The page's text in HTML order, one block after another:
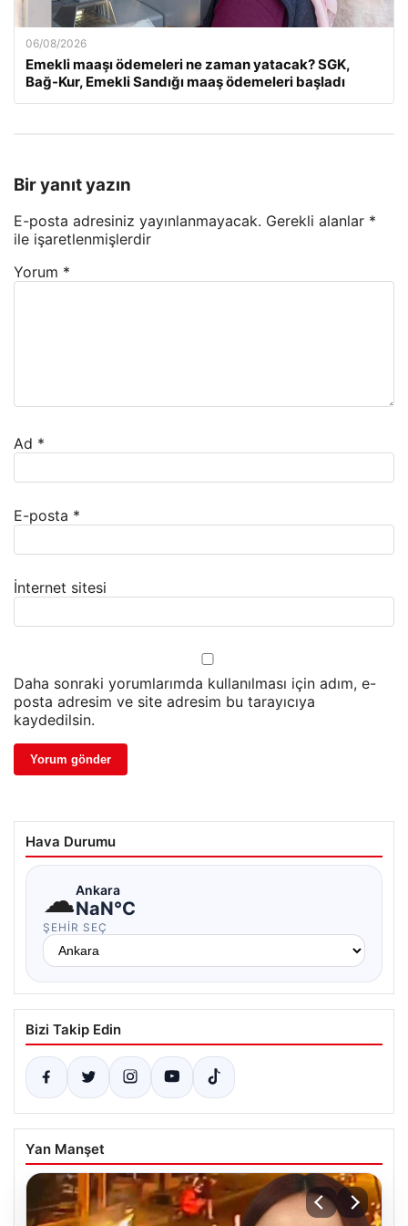
06/08/2026
Emekli maaşı ödemeleri ne zaman yatacak? SGK,
Bağ-Kur, Emekli Sandığı maaş ödemeleri başladı
Bir yanıt yazın
E-posta adresiniz yayınlanmayacak. Gerekli alanlar *
ile işaretlenmişlerdir
Yorum *
Ad *
E-posta *
İnternet sitesi
Daha sonraki yorumlarımda kullanılması için adım, e-
posta adresim ve site adresim bu tarayıcıya
kaydedilsin.
Hava Durumu
☁Ankara
NaN°C
ŞEHIR SEÇ
Bizi Takip Edin
Yan Manşet